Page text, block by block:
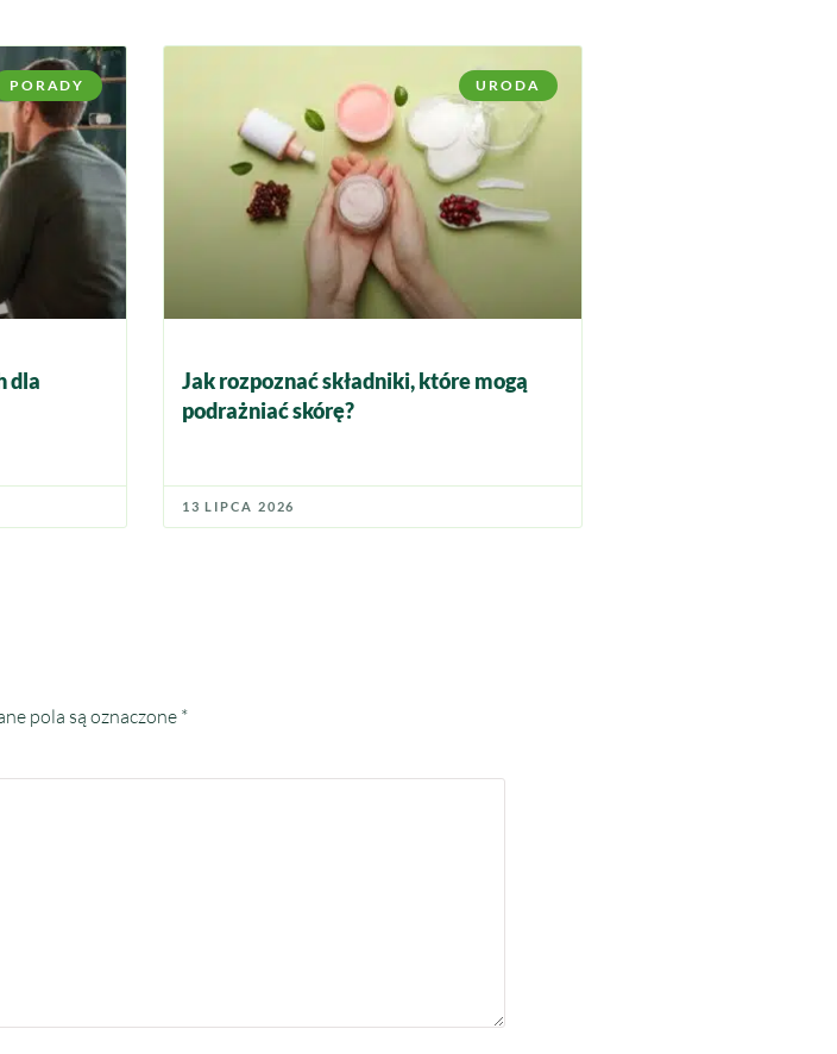
PORADY
dla
URODA
Jak rozpoznać składniki, które mogą
podrażniać skórę?
13 LIPCA 2026
pola są oznaczone*